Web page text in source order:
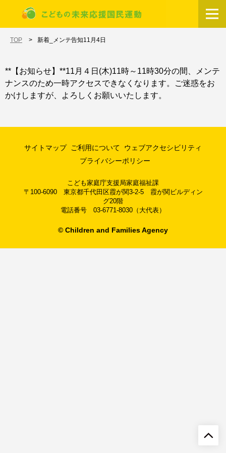
メインコンテンツに移動
TOP 新着_メンテ告知11月4日
**【お知らせ】**11月４日(木)11時～11時30分の間、メンテ
ナンスのため一時アクセスできなくなります。ご迷惑をお
かけしますが、よろしくお願いいたします。
サイトマップ ご利用について
ウェブアクセシビリティ
プライバシーポリシー
こども家庭庁支援局家庭福祉課
〒100-6090 東京都千代田区霞が関3-2-5 霞が関ビルディン
グ20階
電話番号 03-6771-8030（大代表）
© Children and Families Agency